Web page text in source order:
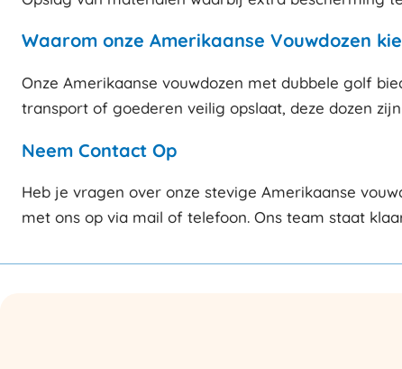
Waarom onze Amerikaanse Vouwdozen
Onze Amerikaanse vouwdozen met dubbele golf
transport of goederen veilig opslaat, deze dozen
Neem Contact Op
Heb je vragen over onze stevige Amerikaanse
met ons op via mail of telefoon. Ons team staat